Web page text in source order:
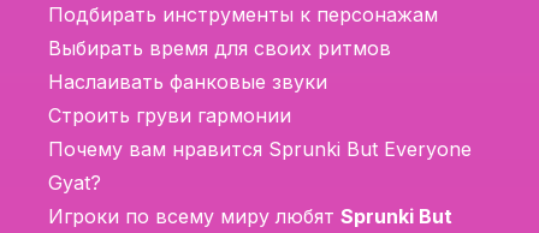
Подбирать инструменты к персонажам
Выбирать время для своих ритмов
Наслаивать фанковые звуки
Строить груви гармонии
Почему вам нравится Sprunki But Everyone
Gyat?
Игроки по всему миру любят Sprunki But